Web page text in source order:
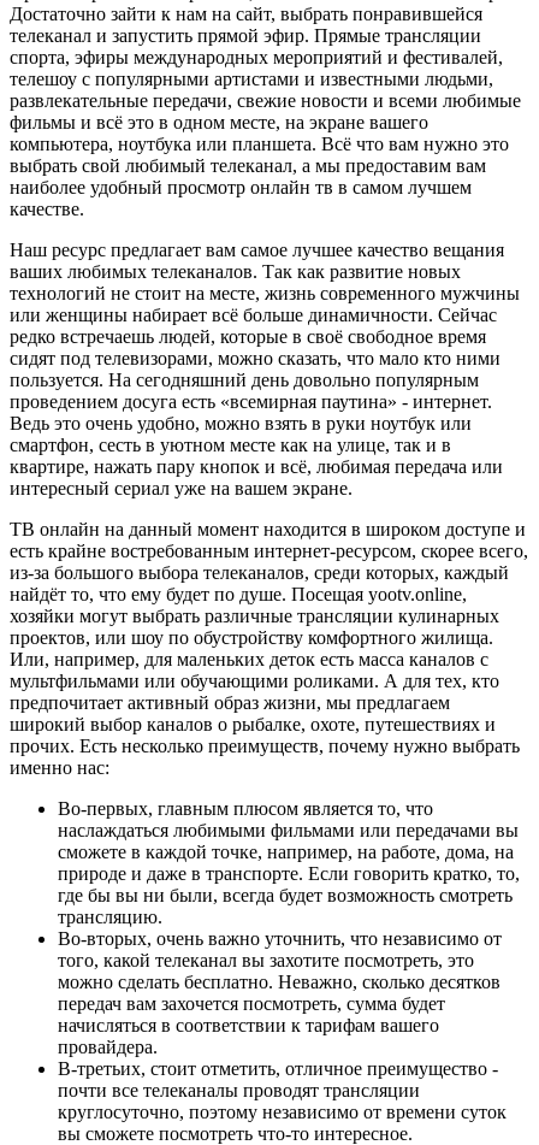
Достаточно зайти к нам на сайт, выбрать понравившейся
телеканал и запустить прямой эфир. Прямые трансляции
спорта, эфиры международных мероприятий и фестивалей,
телешоу с популярными артистами и известными людьми,
развлекательные передачи, свежие новости и всеми любимые
фильмы и всё это в одном месте, на экране вашего
компьютера, ноутбука или планшета. Всё что вам нужно это
выбрать свой любимый телеканал, а мы предоставим вам
наиболее удобный просмотр онлайн тв в самом лучшем
качестве.
Наш ресурс предлагает вам самое лучшее качество вещания
ваших любимых телеканалов. Так как развитие новых
технологий не стоит на месте, жизнь современного мужчины
или женщины набирает всё больше динамичности. Сейчас
редко встречаешь людей, которые в своё свободное время
сидят под телевизорами, можно сказать, что мало кто ними
пользуется. На сегодняшний день довольно популярным
проведением досуга есть «всемирная паутина» - интернет.
Ведь это очень удобно, можно взять в руки ноутбук или
смартфон, сесть в уютном месте как на улице, так и в
квартире, нажать пару кнопок и всё, любимая передача или
интересный сериал уже на вашем экране.
ТВ онлайн на данный момент находится в широком доступе и
есть крайне востребованным интернет-ресурсом, скорее всего,
из-за большого выбора телеканалов, среди которых, каждый
найдёт то, что ему будет по душе. Посещая yootv.online,
хозяйки могут выбрать различные трансляции кулинарных
проектов, или шоу по обустройству комфортного жилища.
Или, например, для маленьких деток есть масса каналов с
мультфильмами или обучающими роликами. А для тех, кто
предпочитает активный образ жизни, мы предлагаем
широкий выбор каналов о рыбалке, охоте, путешествиях и
прочих. Есть несколько преимуществ, почему нужно выбрать
именно нас:
Во-первых, главным плюсом является то, что
наслаждаться любимыми фильмами или передачами вы
сможете в каждой точке, например, на работе, дома, на
природе и даже в транспорте. Если говорить кратко, то,
где бы вы ни были, всегда будет возможность смотреть
трансляцию.
Во-вторых, очень важно уточнить, что независимо от
того, какой телеканал вы захотите посмотреть, это
можно сделать бесплатно. Неважно, сколько десятков
передач вам захочется посмотреть, сумма будет
начисляться в соответствии к тарифам вашего
провайдера.
В-третьих, стоит отметить, отличное преимущество -
почти все телеканалы проводят трансляции
круглосуточно, поэтому независимо от времени суток
вы сможете посмотреть что-то интересное.